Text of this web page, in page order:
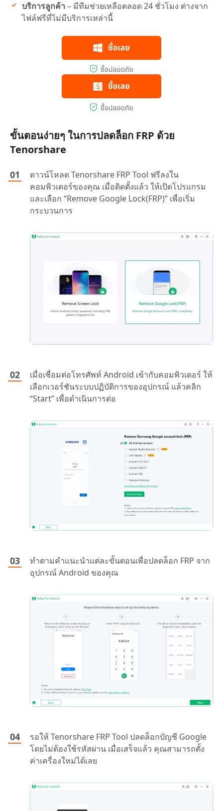
บริการลูกค้า – มีทีมช่วยเหลือตลอด 24 ชั่วโมง ต่างจาก
ไฟล์ฟรีที่ไม่มีบริการเหล่านี้
ขั้นตอนง่ายๆ ในการปลดล็อก FRP ด้วย
Tenorshare
ดาวน์โหลด Tenorshare FRP Tool ฟรีลงใน
คอมพิวเตอร์ของคุณ เมื่อติดตั้งแล้ว ให้เปิดโปรแกรม
และเลือก “Remove Google Lock(FRP)” เพื่อเริ่ม
กระบวนการ
เมื่อเชื่อมต่อโทรศัพท์ Android เข้ากับคอมพิวเตอร์ ให้
เลือกเวอร์ชันระบบปฏิบัติการของอุปกรณ์ แล้วคลิก
“Start” เพื่อดำเนินการต่อ
ทำตามคำแนะนำแต่ละขั้นตอนเพื่อปลดล็อก FRP จาก
อุปกรณ์ Android ของคุณ
รอให้ Tenorshare FRP Tool ปลดล็อกบัญชี Google
โดยไม่ต้องใช้รหัสผ่าน เมื่อเสร็จแล้ว คุณสามารถตั้ง
ค่าเครื่องใหม่ได้เลย